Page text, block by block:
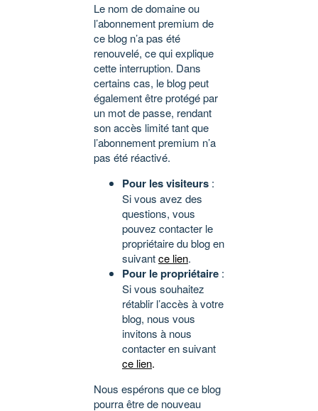
Le nom de domaine ou
l’abonnement premium de
ce blog n’a pas été
renouvelé, ce qui explique
cette interruption. Dans
certains cas, le blog peut
également être protégé par
un mot de passe, rendant
son accès limité tant que
l’abonnement premium n’a
pas été réactivé.
Pour les visiteurs :
Si vous avez des
questions, vous
pouvez contacter le
propriétaire du blog en
suivantce lien.
Pour le propriétaire :
Si vous souhaitez
rétablir l’accès à votre
blog, nous vous
invitons à nous
contacter en suivant
ce lien.
Nous espérons que ce blog
pourra être de nouveau